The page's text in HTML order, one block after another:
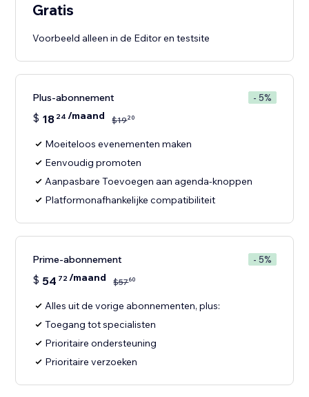
Gratis
Voorbeeld alleen in de Editor en testsite
Plus-abonnement - 5%
$ 18 24 /maand $1920
Moeiteloos evenementen maken
Eenvoudig promoten
Aanpasbare Toevoegen aan agenda-knoppen
Platformonafhankelijke compatibiliteit
Prime-abonnement - 5%
$ 54 72/maand $5760
Alles uit de vorige abonnementen, plus:
Toegang tot specialisten
Prioritaire ondersteuning
Prioritaire verzoeken